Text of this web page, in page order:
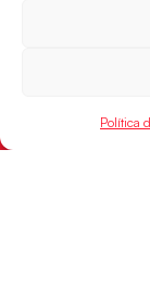
Política
RFEBM ©